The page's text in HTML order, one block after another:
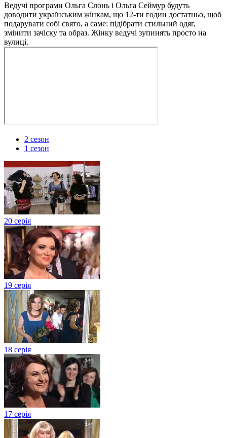
Ведучі програми Ольга Слонь і Ольга Сеймур будуть
доводити українським жінкам, що 12-ти годин достатньо, щоб
подарувати собі свято, а саме: підібрати стильний одяг,
змінити зачіску та образ. Жінку ведучі зупинять просто на
вулиці.
2 сезон
1 сезон
20 серія
19 серія
18 серія
17 серія